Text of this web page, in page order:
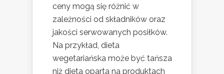
ceny mogą się różnić w
zależności od składników oraz
jakości serwowanych posiłków.
Na przykład, dieta
wegetariańska może być tańsza
niż dieta oparta na produktach